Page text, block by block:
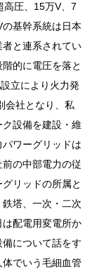
高圧、15万V、7
基幹系統は日本
と連系されてい
的に電圧を落と
立により火力発
会社となり、私
設備を建設・維
ワーグリッドは
の中部電力の従
リッドの所属と
塔、一次・二次
配電用変電所か
について話をす
でいう毛細血管